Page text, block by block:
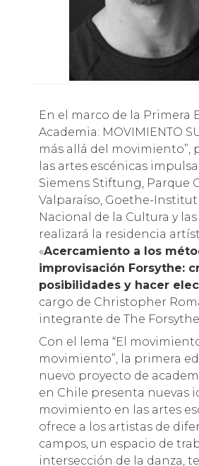
En el marco de la Primera Edición
Academia: MOVIMIENTO
más allá del movimiento”,
las artes escénicas
Siemens Stiftung, Parque
Valparaíso, Goethe-Institut
Nacional de la Cultura y las
realizará la residencia
«Acercamiento a los
improvisación Forsythe:
posibilidades y hacer
cargo de Christopher
integrante de The
Con el lema “El
movimiento”, la primera
nuevo proyecto de
en Chile presenta nuevas
movimiento en las artes
ofrece a los artistas de
campos, un espacio de
intersección de la danza,